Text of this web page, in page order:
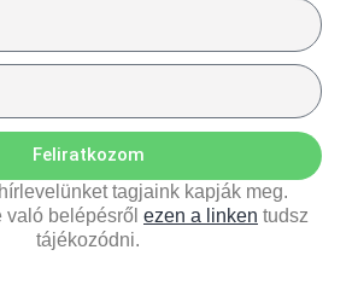
Feliratkozom
tagjaink kapják meg.
belépésről ezen a linken tudsz
tájékozódni.